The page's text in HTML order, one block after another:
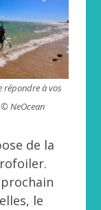
répondre à vos
NeOcean
de la
le